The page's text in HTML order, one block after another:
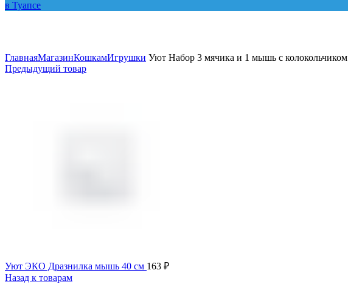
ГлавнаяМагазинКошкамИгрушки Уют Набор 3 мячика и 1 мышь с колокольчиком
Предыдущий товар
Уют ЭКО Дразнилка мышь 40 см 163 ₽
Назад к товарам